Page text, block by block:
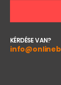
KÉRDÉSE VAN?